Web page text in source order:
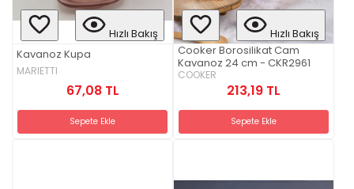
Hızlı Bakış
Kavanoz Kupa
MARIETTI
67,08 TL
Sepete Ekle
Hızlı Bakış
Cooker Borosilikat Cam
Kavanoz 24 cm - CKR2961
COOKER
213,19 TL
Sepete Ekle